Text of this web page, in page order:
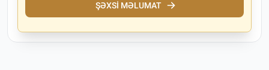
ŞƏXSI MƏLUMAT